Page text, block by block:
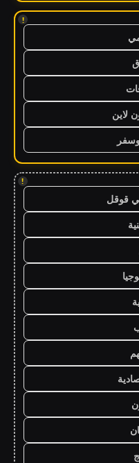
!
لاين
!
قوقل